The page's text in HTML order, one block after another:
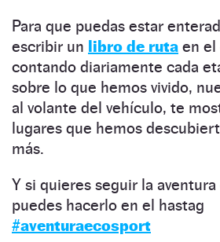
Para que puedas estar
escribir un libro de ruta en el
contando diariamente cada
sobre lo que hemos vivido,
al volante del vehículo, te
lugares que hemos
más.
Y si quieres seguir la
puedes hacerlo en el hastag
#aventuraecosport